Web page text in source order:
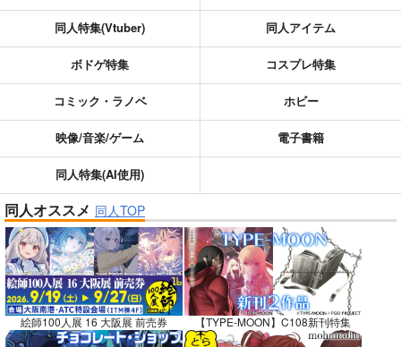
おまとめサイクル「定期便(月2)」一般会員様の利用再開のお知らせ（2026.02.05 掲載）
重要 「とらのあな×駿河屋日本橋乙女同人誌館」通販店頭受取サービス開始のお知らせ（2026.01.05 更新｜2025.12.30 掲載）
【2025/12/1より】「通販ポイント⇒とらコイン変換キャンペーン」終了のお知らせ（2025.11.21 掲載）
個人情報保護方針の改定について（2025.09.19 更新｜2025.08.01 掲載）
重要 ポイント付与・管理体制改定のお知らせ（2024.11.20 掲載）
全てのお知らせを見る
同人特集(Vtuber) 同人アイテム
ボドゲ特集 コスプレ特集
コミック・ラノベ ホビー
映像/音楽/ゲーム 電子書籍
同人特集(AI使用)
同人オススメ 同人TOP
絵師100人展 16 大阪展 前売券 【TYPE-MOON】C108新刊特集